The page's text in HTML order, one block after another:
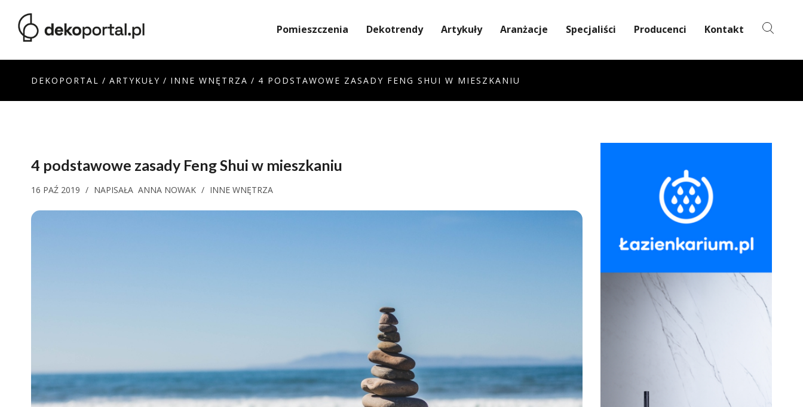
Pomieszczenia Dekotrendy Artykuły Aranżacje Specjaliści Producenci Kontakt
DEKOPORTAL / ARTYKUŁY / INNE WNĘTRZA / 4 PODSTAWOWE ZASADY FENG SHUI W MIESZKANIU
4 podstawowe zasady Feng Shui w mieszkaniu
16 PAŹ 2019 / NAPISAŁA ANNA NOWAK / INNE WNĘTRZA